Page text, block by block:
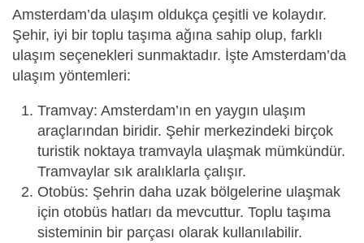
Amsterdam’da ulaşım oldukça çeşitli ve kolaydır.
Şehir, iyi bir toplu taşıma ağına sahip olup, farklı
ulaşım seçenekleri sunmaktadır. İşte Amsterdam’da
ulaşım yöntemleri:
Tramvay: Amsterdam’ın en yaygın ulaşım
araçlarından biridir. Şehir merkezindeki birçok
turistik noktaya tramvayla ulaşmak mümkündür.
Tramvaylar sık aralıklarla çalışır.
Otobüs: Şehrin daha uzak bölgelerine ulaşmak
için otobüs hatları da mevcuttur. Toplu taşıma
sisteminin bir parçası olarak kullanılabilir.